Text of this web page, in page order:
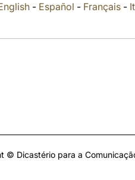
- Español - Français-
© Dicastério para a